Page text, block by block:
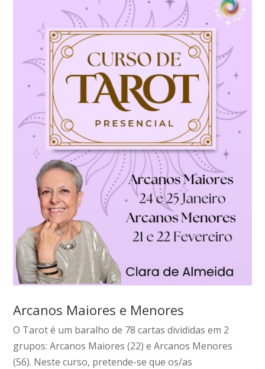
Arcanos Maiores e Menores
O Tarot é um baralho de 78 cartas divididas em 2
grupos: Arcanos Maiores (22) e Arcanos Menores
(56). Neste curso, pretende-se que os/as